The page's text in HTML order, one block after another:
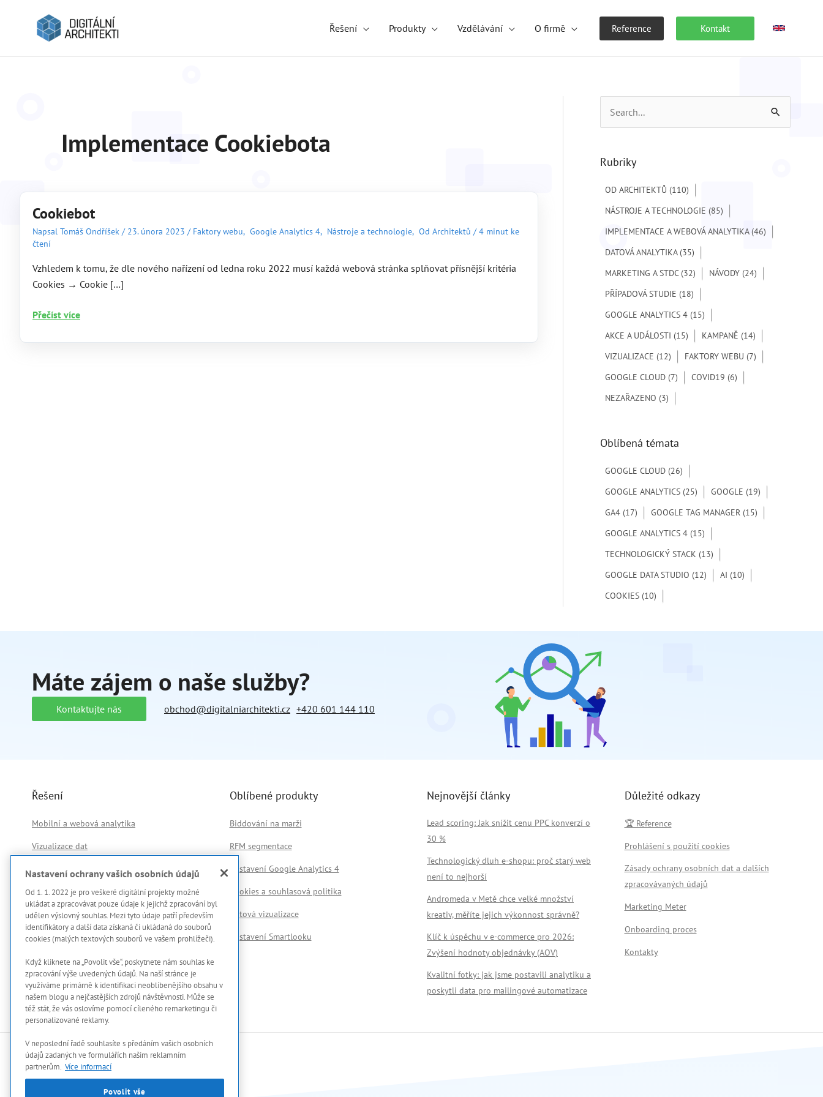
Řešení Produkty Vzdělávání O firmě Reference Kontakt
Implementace Cookiebota
Cookiebot
Napsal Tomáš Ondříšek / 23. února 2023 / Faktory webu, Google Analytics 4, Nástroje a technologie, Od Architektů /4 minut ke
čtení
Vzhledem k tomu, že dle nového nařízení od ledna roku 2022 musí každá webová stránka splňovat přísnější kritéria
Cookies → Cookie […]
Cookiebot
Přečíst více
y
lRubriky
OD ARCHITEKTŮ (110)
NÁSTROJE A TECHNOLOGIE (85)
IMPLEMENTACE A WEBOVÁ ANALYTIKA(46)
DATOVÁ ANALYTIKA(35)
MARKETING A STDC(32) NÁVODY (24)
PŘÍPADOVÁ STUDIE (18)
GOOGLE ANALYTICS 4 (15)
AKCE A UDÁLOSTI (15) KAMPANĚ (14)
VIZUALIZACE (12) FAKTORY WEBU (7)
GOOGLE CLOUD (7) COVID19 (6)
NEZAŘAZENO (3)
Oblíbená témata
GOOGLE CLOUD (26)
GOOGLE ANALYTICS (25) GOOGLE (19)
GA4 (17) GOOGLE TAG MANAGER (15)
GOOGLE ANALYTICS 4 (15)
TECHNOLOGICKÝ STACK (13)
GOOGLE DATA STUDIO (12) AI (10)
COOKIES (10)
Máte zájem o naše služby?
Kontaktujte nás obchod@digitalniarchitekti.cz +420 601 144 110
Řešení
Mobilní a webová analytika
Vizualizace dat
Zpracování a transformace dat
Datové analýzy
Oblíbené produkty
Biddování na marži
RFM segmentace
Nastavení Google Analytics 4
Cookies a souhlasová politika
Datová vizualizace
Nastavení Smartlooku
Nejnovější články
Lead scoring: Jak snížit cenu PPC konverzí o
30 %
Technologický dluh e-shopu: proč starý web
není to nejhorší
Andromeda v Metě chce velké množství
kreativ, měříte jejich výkonnost správně?
Klíč k úspěchu v e-commerce pro 2026:
Zvýšení hodnoty objednávky (AOV)
Kvalitní fotky: jak jsme postavili analytiku a
poskytli data pro mailingové automatizace
Důležité odkazy
🏆 Reference
Prohlášení s použití cookies
Zásady ochrany osobních dat a dalších
zpracovávaných údajů
Marketing Meter
Onboarding proces
Kontakty
Nastavení ochrany vašich osobních údajů
Od 1. 1. 2022 je pro veškeré digitální projekty možné
ukládat a zpracovávat pouze údaje k jejichž zpracování byl
udělen výslovný souhlas. Mezi tyto údaje patří především
identifikátory a další data získaná či ukládaná do souborů
cookies (malých textových souborů ve vašem prohlížeči).
Když kliknete na „Povolit vše“, poskytnete nám souhlas ke
zpracování výše uvedených údajů. Na naší stránce je
využíváme primárně k identifikaci neoblíbenějšího obsahu v
našem blogu a nejčastějších zdrojů návštěvnosti. Může se
též stát, že vás oslovíme pomocí cíleného remarketingu či
personalizované reklamy.
V neposlední řadě souhlasíte s předáním vašich osobních
údajů zadaných ve formulářích našim reklamním
partnerům. Více informací
Povolit vše